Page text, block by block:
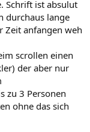
Schrift ist absulut
durchaus lange
Zeit anfangen weh
scrollen einen
der aber nur
zu 3 Personen
ohne das sich